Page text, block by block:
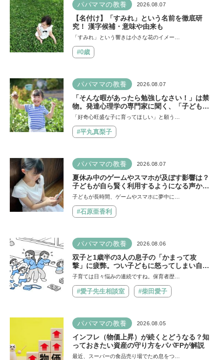
パパママの教養 2026.08.07
【名付け】「すみれ」という名前を徹底研
究！ 漢字候補・意味や由来も
「すみれ」という響きは小さな花のイメー…
#0歳
パパママの教養 2026.08.07
「そんな暇があったら勉強しなさい！」は禁
物。発達心理学の専門家に聞く、「子どもの
好奇心の伸ばし方」と「親のNG行動」
「好奇心旺盛な子に育ってほしい」と願う…
#平丸真梨子
パパママの教養 2026.08.07
夏休み中のゲームやスマホが及ぼす影響は？
子どもが自ら賢く利用するようになる声かけ
方法を非認知能力の専門家・井上顕滋先生が
子どもが長時間、ゲームやスマホに夢中に…
#石原亜香利
パパママの教養 2026.08.06
双子と1歳半の3人の息子の「かまって攻
撃」に疲弊。つい子どもに怒ってしまい自己
嫌悪の日々です【愛子先生の子育てお悩み相
子育ては日々悩みの連続ですね。保育者歴…
#愛子先生相談室 #柴田愛子
パパママの教養 2026.08.05
インフレ（物価上昇）が続くとどうなる？知
っておきたい資産の守り方をパパFPが解説
最近、スーパーの食品売り場でため息をつ…